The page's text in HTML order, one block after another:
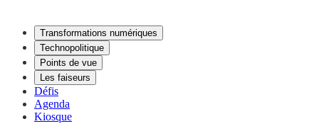
Transformations numériques
Technopolitique
Points de vue
Les faiseurs
Défis
Agenda
Kiosque